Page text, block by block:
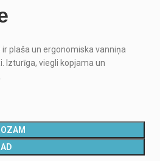
plaša un ergonomiska vanniņa
Izturīga, viegli kopjama un